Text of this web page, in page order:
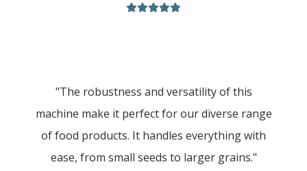
"The robustness and versatility of this
machine make it perfect for our diverse range
of food products. It handles everything with
ease, from small seeds to larger grains."